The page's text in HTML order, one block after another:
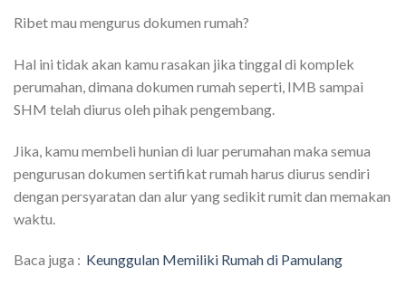
Ribet mau mengurus dokumen rumah?
Hal ini tidak akan kamu rasakan jika tinggal di komplek
perumahan, dimana dokumen rumah seperti, IMB sampai
SHM telah diurus oleh pihak pengembang.
Jika, kamu membeli hunian di luar perumahan maka semua
pengurusan dokumen sertifikat rumah harus diurus sendiri
dengan persyaratan dan alur yang sedikit rumit dan memakan
waktu.
Baca juga : Keunggulan Memiliki Rumah di Pamulang